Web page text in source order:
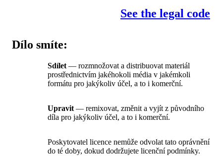
See the legal code
Dílo smíte:
Sdílet — rozmnožovat a distribuovat materiál
prostřednictvím jakéhokoli média v jakémkoli
formátu pro jakýkoliv účel, a to i komerční.
Upravit — remixovat, změnit a vyjít z původního
díla pro jakýkoliv účel, a to i komerční.
Poskytovatel licence nemůže odvolat tato oprávnění
do té doby, dokud dodržujete licenční podmínky.